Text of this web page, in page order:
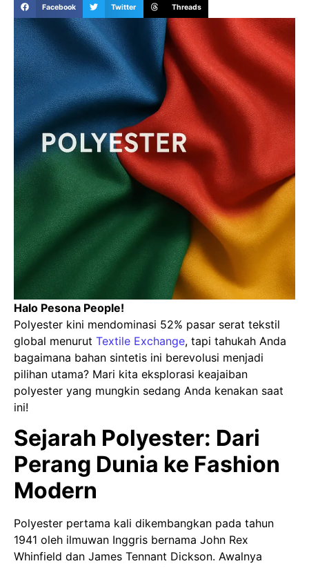
Facebook Twitter Threads
Halo Pesona People!
Polyester kini mendominasi 52% pasar serat tekstil
global menurut Textile Exchange, tapi tahukah Anda
bagaimana bahan sintetis ini berevolusi menjadi
pilihan utama? Mari kita eksplorasi keajaiban
polyester yang mungkin sedang Anda kenakan saat
ini!
Sejarah Polyester: Dari
Perang Dunia ke Fashion
Modern
Polyester pertama kali dikembangkan pada tahun
1941 oleh ilmuwan Inggris bernama John Rex
Whinfield dan James Tennant Dickson. Awalnya